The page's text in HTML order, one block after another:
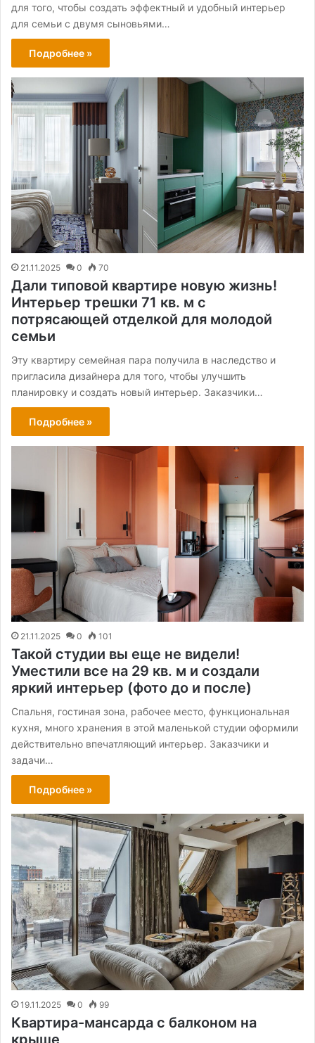
для того, чтобы создать эффектный и удобный интерьер
для семьи с двумя сыновьями…
Подробнее »
21.11.2025 0 70
Дали типовой квартире новую жизнь!
Интерьер трешки 71 кв. м с
потрясающей отделкой для молодой
семьи
Эту квартиру семейная пара получила в наследство и
пригласила дизайнера для того, чтобы улучшить
планировку и создать новый интерьер. Заказчики…
Подробнее »
21.11.2025 0 101
Такой студии вы еще не видели!
Уместили все на 29 кв. м и создали
яркий интерьер (фото до и после)
Спальня, гостиная зона, рабочее место, функциональная
кухня, много хранения в этой маленькой студии оформили
действительно впечатляющий интерьер. Заказчики и
задачи…
Подробнее »
19.11.2025 0 99
Квартира-мансарда с балконом на
крыше